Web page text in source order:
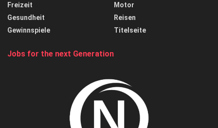
Freizeit
Gesundheit
Gewinnspiele
Motor
Reisen
Titelseite
Jobs for the next Generation